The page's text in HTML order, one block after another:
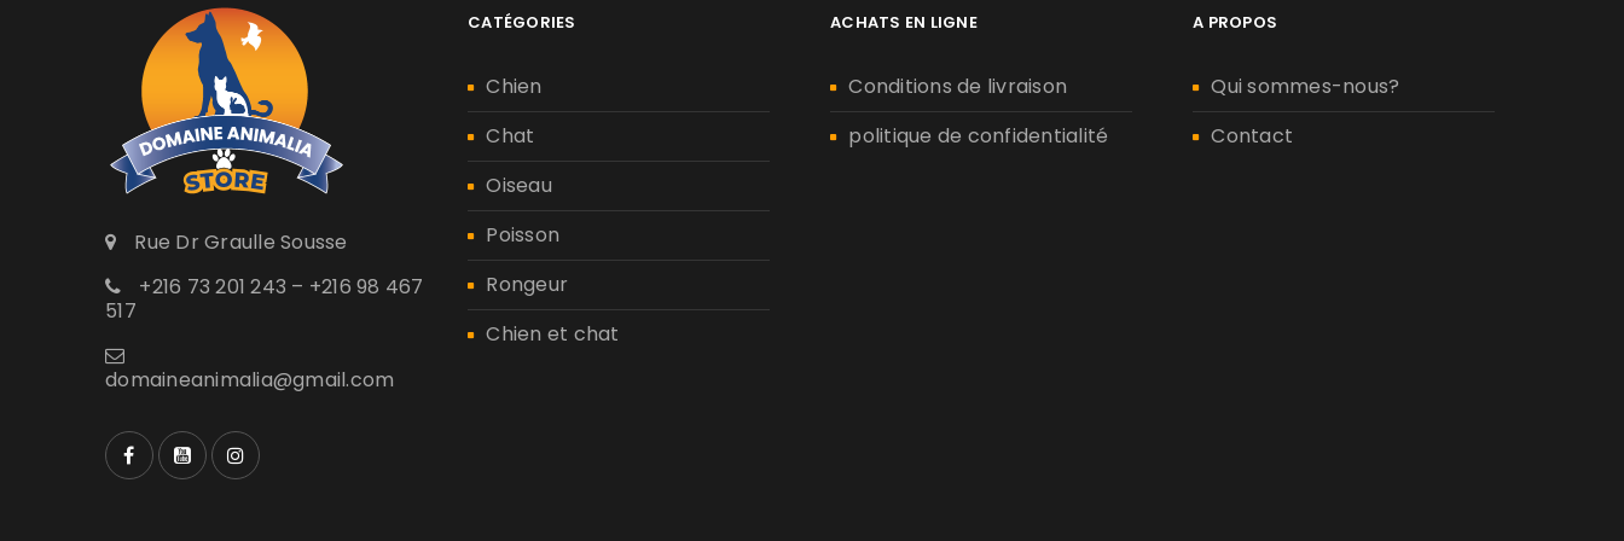
MOT DE PASSE PERDU ?
Rue Dr Graulle Sousse
+216 73 201 243 – +216 98 467
517
domaineanimalia@gmail.com
CATÉGORIES
Chien
Chat
Oiseau
Poisson
Rongeur
Chien et chat
ACHATS EN LIGNE
Conditions de livraison
politique de confidentialité
A PROPOS
Qui sommes-nous?
Contact